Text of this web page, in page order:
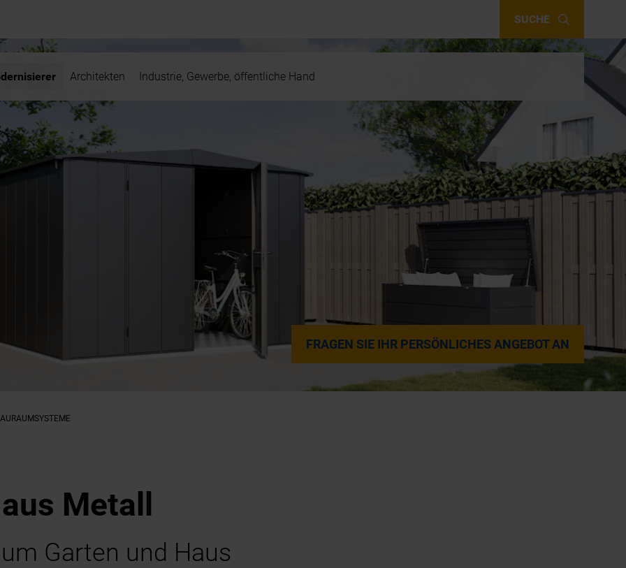
SUCHE
Architekten Industrie, Gewerbe, öffentliche Hand
FRAGEN SIE IHR PERSÖNLICHES ANGEBOT AN
Metall
Garten und Haus